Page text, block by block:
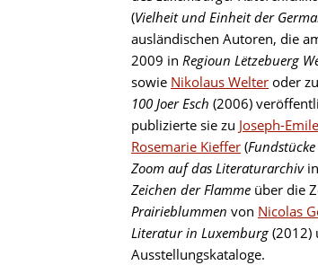
(Vielheit und Einheit der
ausländischen Autoren, die
2009 in Regioun Lëtzebuerg
sowie Nikolaus Welter oder
100 Joer Esch (2006)
publizierte sie zu Joseph-
Rosemarie Kieffer (
Zoom auf das Literaturarchivin
Zeichen der Flamme über die
Prairieblummen von Nicolas
Literatur in Luxemburg (2012)
Ausstellungskataloge.